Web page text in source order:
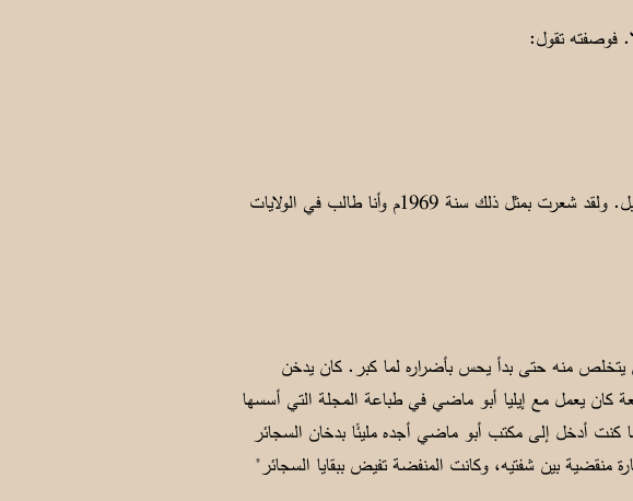
فوصفته تقول:
فالشعور بأنك تستطيع أن تعبر عن رأيك بحرية تامة بلا خوف من رقيب أو حسيب، شعور جميل. ولقد شعرت بمثل ذلك سنة 1969م وأنا طالب في الولايات
يتخلص منه حتى بدأ يحس بأضراره لما كبر. كان يدخن
كان يعمل مع إيليا أبو ماضي في طباعة المجلة التي أسسها
كنت أدخل إلى مكتب أبو ماضي أجده مليئًا بدخان السجائر
بين شفتيه، وكانت المنفضة تفيض ببقايا السجائر"